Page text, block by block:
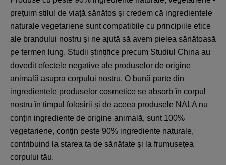
prețuim stilul de viață sănătos și credem că ingredientele
naturale vegetariene sunt compatibile cu principiile etice
ale brandului nostru și ne ajută să avem pielea sănătoasă
pe termen lung. Studii ștințifice precum Studiul China au
dovedit efectele negative ale produselor de origine
animală asupra corpului nostru. O bună parte din
ingredientele produselor cosmetice se absorb în corpul
nostru în timpul folosirii și de aceea produsele NALA nu
conțin ingrediente de origine animală, sunt 100%
vegetariene, conțin peste 90% ingrediente naturale,
contribuind la starea ta de sănătate și la frumusețea
corpului tău.